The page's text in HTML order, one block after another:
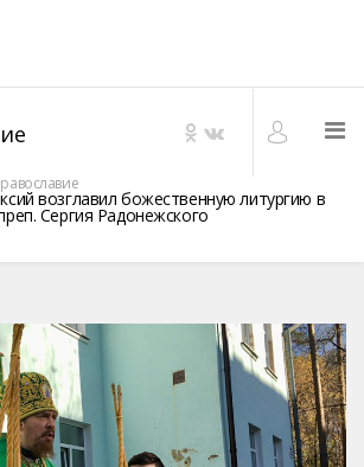
возглавил божественную литургию в
Сергия Радонежского